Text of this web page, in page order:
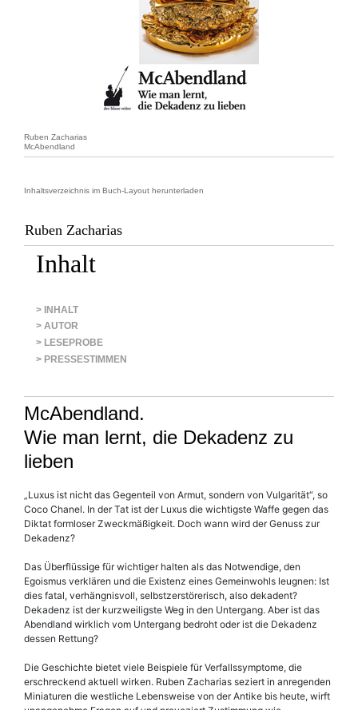
Ruben Zacharias
McAbendland
Inhaltsverzeichnis im Buch-Layout herunterladen
Ruben Zacharias
Inhalt
> INHALT
> AUTOR
> LESEPROBE
> PRESSESTIMMEN
McAbendland.
Wie man lernt, die Dekadenz zu
lieben
„Luxus ist nicht das Gegenteil von Armut, sondern von Vulgarität“, so
Coco Chanel. In der Tat ist der Luxus die wichtigste Waffe gegen das
Diktat formloser Zweckmäßigkeit. Doch wann wird der Genuss zur
Dekadenz?
Das Überflüssige für wichtiger halten als das Notwendige, den
Egoismus verklären und die Existenz eines Gemeinwohls leugnen: Ist
dies fatal, verhängnisvoll, selbstzerstörerisch, also dekadent?
Dekadenz ist der kurzweiligste Weg in den Untergang. Aber ist das
Abendland wirklich vom Untergang bedroht oder ist die Dekadenz
dessen Rettung?
Die Geschichte bietet viele Beispiele für Verfallssymptome, die
erschreckend aktuell wirken. Ruben Zacharias seziert in anregenden
Miniaturen die westliche Lebensweise von der Antike bis heute, wirft